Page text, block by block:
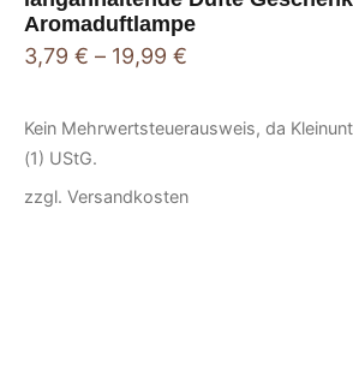
Aromaduftlampe
3,79 € – 19,99 €
Kein Mehrwertsteuerausweis, da
(1) UStG.
zzgl. Versandkosten